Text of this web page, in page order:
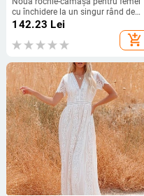
cu închidere la un singur rând de
nasturi și rever larg în stil european
și american, modă de primăvară și
toamnă
142.23 Lei
add_shopping_cart